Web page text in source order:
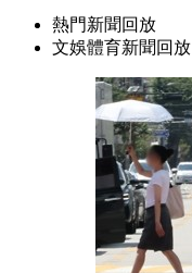
熱門新聞回放
文娛體育新聞回放